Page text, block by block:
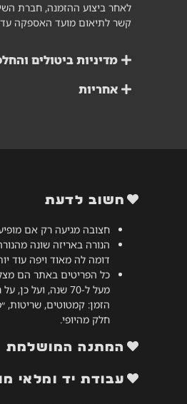
חשוב לדעת
חצובה מגיעה רק אם
הנורה באריזה שונה
דומה לה מאוד ויפה עוד
כל הפריטים באתר הם
מעל ל-70 שנה, ועל
הזמן: קמטוטים, שריטות,
חלק מהיופי.
המתנה המושלמת
עבודת יד ומלאי
לאחר ביצוע ההזמנה, חברת
קשר לתיאום מועד האספקה עד 7 ימי עסקים.
מדיניות ביטולים
אחריות